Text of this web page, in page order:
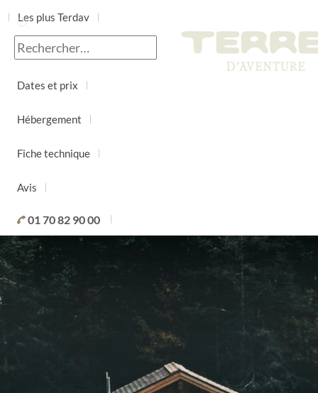
Les plus Terdav
Jour par jour
Dates et prix
Hébergement
Fiche technique
Avis
01 70 82 90 00